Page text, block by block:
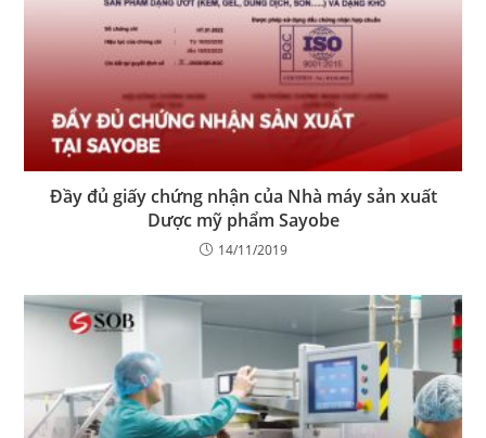
Đầy đủ giấy chứng nhận của Nhà máy sản xuất
Dược mỹ phẩm Sayobe
14/11/2019